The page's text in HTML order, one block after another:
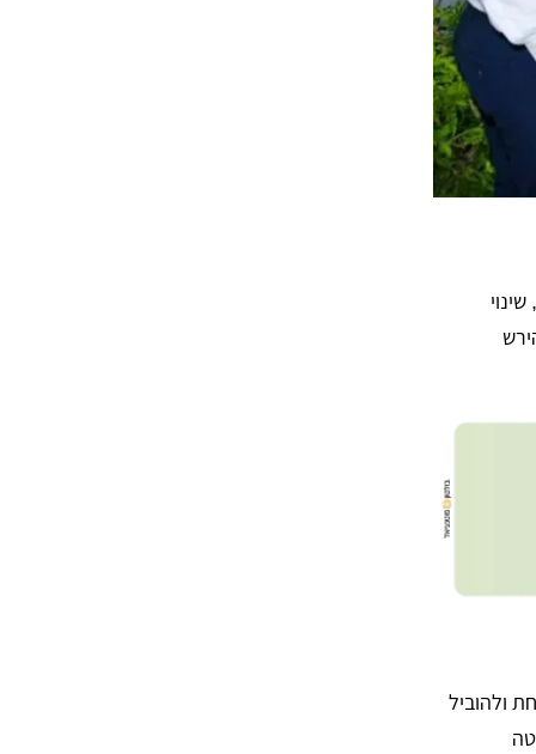
ולהוביל